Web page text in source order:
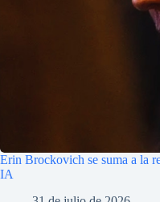
Erin Brockovich se suma a la
IA